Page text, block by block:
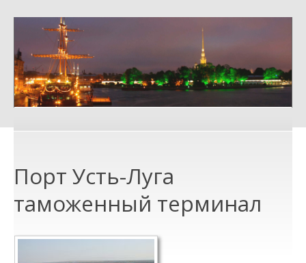
Порт Усть-Луга
таможенный терминал